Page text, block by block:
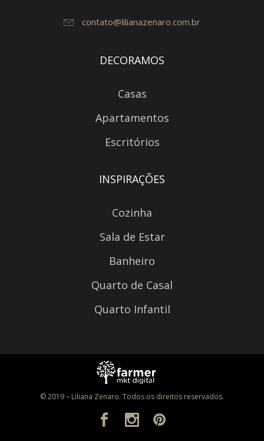
contato@lilianazenaro.com.br
DECORAMOS
Casas
Apartamentos
Escritórios
INSPIRAÇÕES
Cozinha
Sala de Estar
Banheiro
Quarto de Casal
Quarto Infantil
© 2019 – Liliana Zenaro. Todos os direitos reservados.